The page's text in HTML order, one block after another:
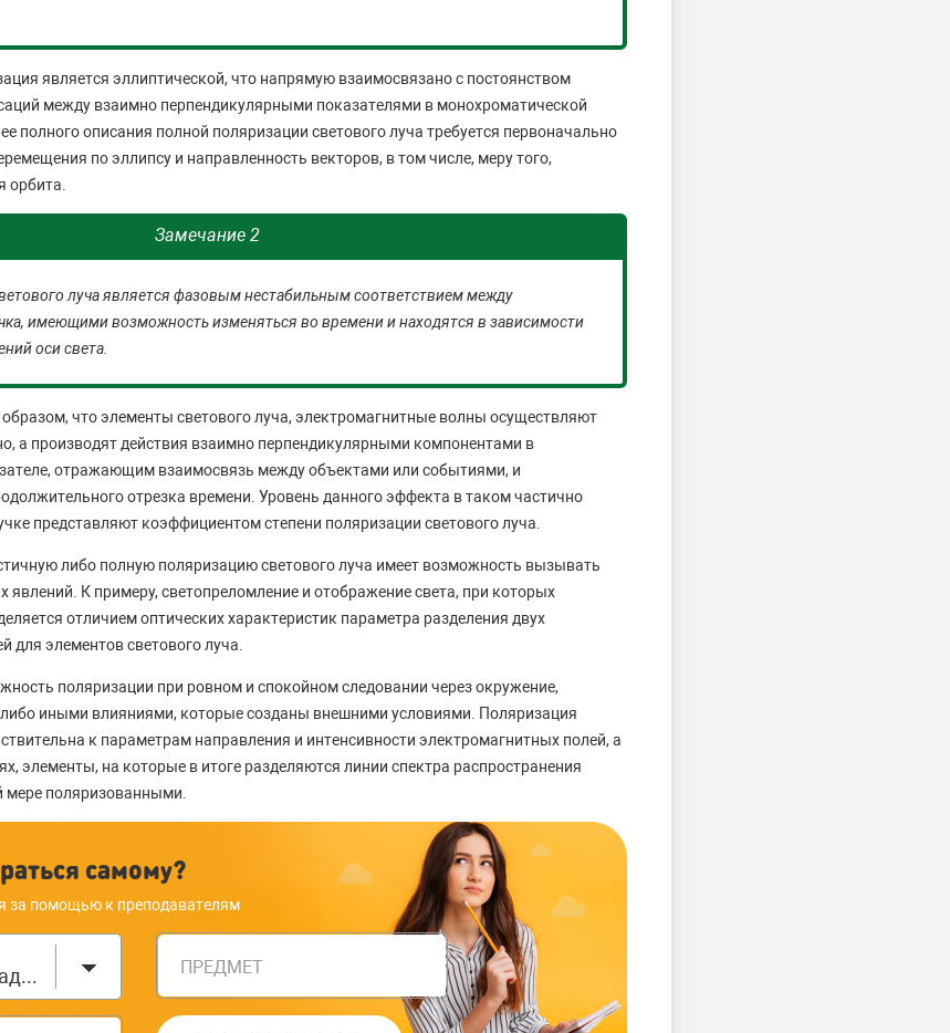
является эллиптической, что напрямую взаимосвязано с постоянством
между взаимно перпендикулярными показателями в монохроматической
полного описания полной поляризации светового луча требуется первоначально
по эллипсу и направленность векторов, в том числе, меру того,
орбита.
Замечание 2
луча является фазовым нестабильным соответствием между
имеющими возможность изменяться во времени и находятся в зависимости
оси света.
что элементы светового луча, электромагнитные волны осуществляют
а производят действия взаимно перпендикулярными компонентами в
отражающим взаимосвязь между объектами или событиями, и
отрезка времени. Уровень данного эффекта в таком частично
представляют коэффициентом степени поляризации светового луча.
либо полную поляризацию светового луча имеет возможность вызывать
К примеру, светопреломление и отображение света, при которых
отличием оптических характеристик параметра разделения двух
для элементов светового луча.
поляризации при ровном и спокойном следовании через окружение,
иными влияниями, которые созданы внешними условиями. Поляризация
к параметрам направления и интенсивности электромагнитных полей, а
элементы, на которые в итоге разделяются линии спектра распространения
мере поляризованными.
самому?
за помощью к преподавателям
Выберите тип задания ПРЕДМЕТ